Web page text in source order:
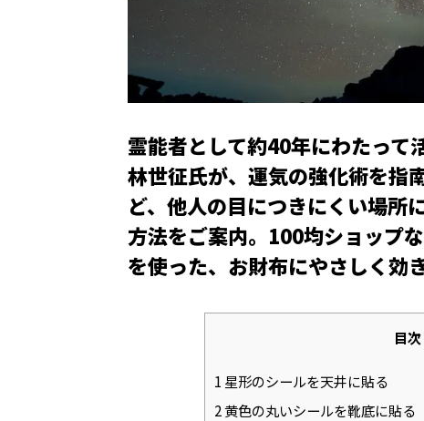
霊能者として約40年にわたって
林世征氏が、運気の強化術を指
ど、他人の目につきにくい場所
方法をご案内。100均ショップ
を使った、お財布にやさしく効
目次
1 星形のシールを天井に貼る
2黄色の丸いシールを靴底に貼る